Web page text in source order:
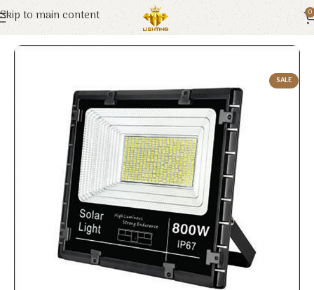
Skip to main content 0
Trang chủ Euroto Đèn Solar
SALE